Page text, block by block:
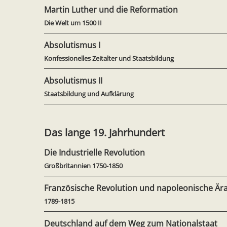
Martin Luther und die Reformation
Die Welt um 1500 II
Absolutismus I
Konfessionelles Zeitalter und Staatsbildung
Absolutismus II
Staatsbildung und Aufklärung
Das lange 19. Jahrhundert
Die Industrielle Revolution
Großbritannien 1750-1850
Französische Revolution und napoleonische
1789-1815
Deutschland auf dem Weg zum Nationalstaat